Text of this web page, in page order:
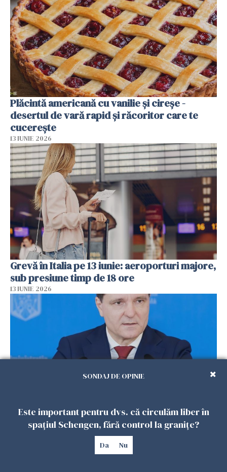
Plăcintă americană cu vanilie și cireșe -
desertul de vară rapid și răcoritor care te
cucerește
13 IUNIE 2026
Grevă în Italia pe 13 iunie: aeroporturi majore,
sub presiune timp de 18 ore
13 IUNIE 2026
Decizie istorică în Europa: Anunțul făcut de
Nicușor Dan despre Moldova și Ucraina
SONDAJ DE OPINIE
Este important pentru dvs. că circulăm liber în
spațiul Schengen, fără control la granițe?
Da Nu